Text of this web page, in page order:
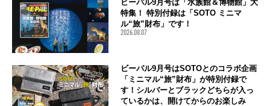
ビーパル9月号は「水族館＆博物館」大
特集！ 特別付録は「SOTO ミニマ
ル“旅”財布」です！
2026.08.07
ビーパル9月号はSOTOとのコラボ企画
「ミニマル“旅”財布」が特別付録で
す！シルバーとブラックどちらが入っ
ているかは、開けてからのお楽しみ